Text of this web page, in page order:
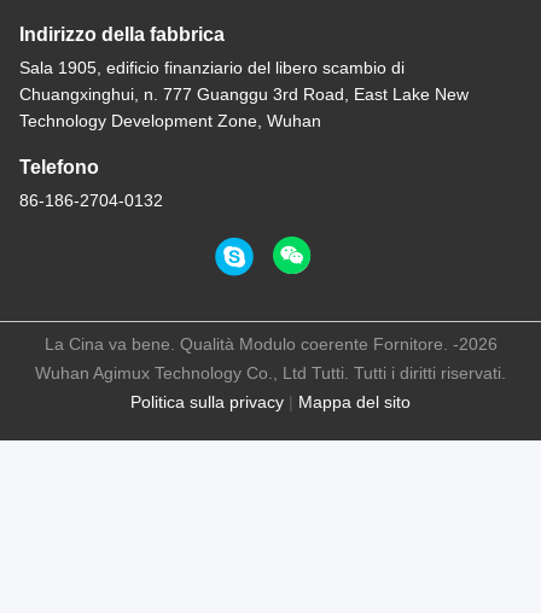
Indirizzo della fabbrica
Sala 1905, edificio finanziario del libero scambio di
Chuangxinghui, n. 777 Guanggu 3rd Road, East Lake New
Technology Development Zone, Wuhan
Telefono
86-186-2704-0132
Politica sulla privacy | Mappa del sito
La Cina va bene. Qualità Modulo coerente Fornitore. -2026
Wuhan Agimux Technology Co., Ltd Tutti. Tutti i diritti riservati.